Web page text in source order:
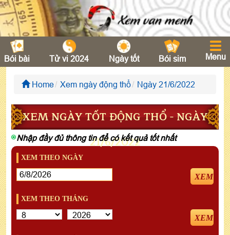
Bói bài Tử vi 2024 Ngày tốt Bói sim Menu
Home Xem ngày động thổ Ngày 21/6/2022
XEM NGÀY TỐT ĐỘNG THỔ - NGÀY
21/6/2022
Nhập đầy đủ thông tin để có kết quả tốt nhất
XEM THEO NGÀY
XEM
XEM THEO THÁNG
XEM